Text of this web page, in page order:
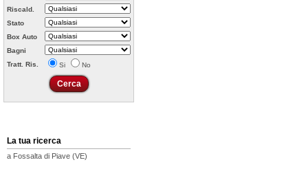
Riscald.
Stato
Box Auto
Bagni
Tratt. Ris.
Si No
La tua ricerca
a Fossalta di Piave (VE)